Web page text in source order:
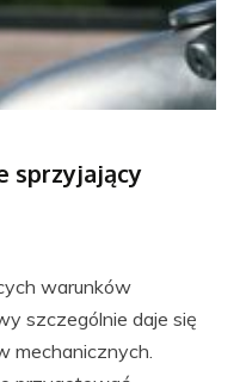
sprzyjający
warunków
szczególnie daje się
mechanicznych.